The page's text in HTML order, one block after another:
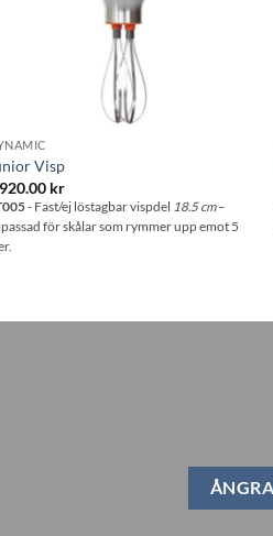
Visp
kr
- Fast/ej löstagbar vispdel 18.5 cm–
för skålar som rymmer upp emot 5